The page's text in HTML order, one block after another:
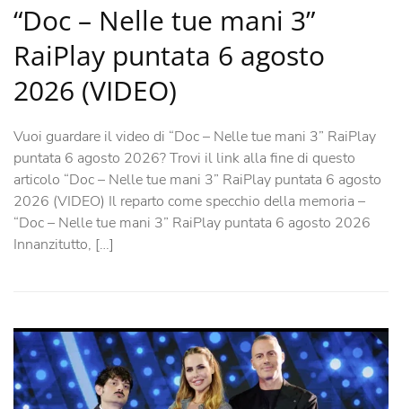
“Doc – Nelle tue mani 3”
RaiPlay puntata 6 agosto
2026 (VIDEO)
Vuoi guardare il video di “Doc – Nelle tue mani 3” RaiPlay
puntata 6 agosto 2026? Trovi il link alla fine di questo
articolo “Doc – Nelle tue mani 3” RaiPlay puntata 6 agosto
2026 (VIDEO) Il reparto come specchio della memoria –
“Doc – Nelle tue mani 3” RaiPlay puntata 6 agosto 2026
Innanzitutto, […]